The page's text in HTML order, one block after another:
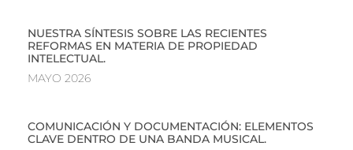
NUESTRA SÍNTESIS SOBRE LAS RECIENTES
REFORMAS EN MATERIA DE PROPIEDAD
INTELECTUAL.
MAYO 2026
COMUNICACIÓN Y DOCUMENTACIÓN: ELEMENTOS
CLAVE DENTRO DE UNA BANDA MUSICAL.